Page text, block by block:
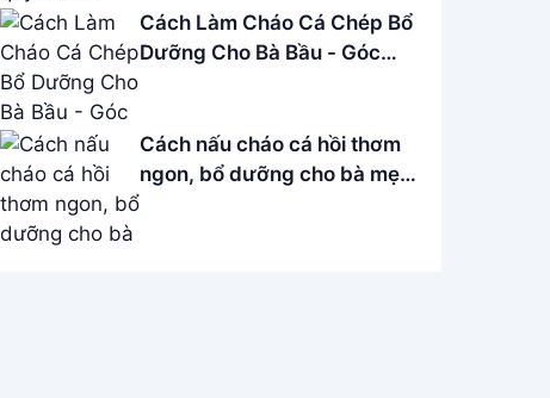
Cách Làm Cháo Cá Chép Bổ
Dưỡng Cho Bà Bầu - Góc
Cách nấu cháo cá hồi thơm
ngon, bổ dưỡng cho bà mẹ